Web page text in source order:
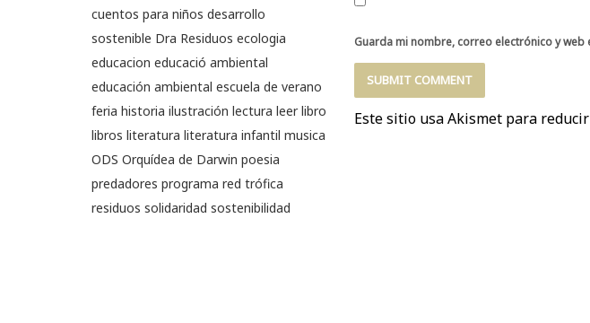
Guarda mi nombre, correo electrónico y
Este sitio usa Akismet para
cuentos para niños desarrollo
sostenible Dra Residuos ecologia
educacion educació ambiental
educación ambiental escuela de verano
feria historia ilustración lectura leer libro
libros literatura literatura infantil musica
ODS Orquídea de Darwin poesia
predadores programa red trófica
residuos solidaridad sostenibilidad